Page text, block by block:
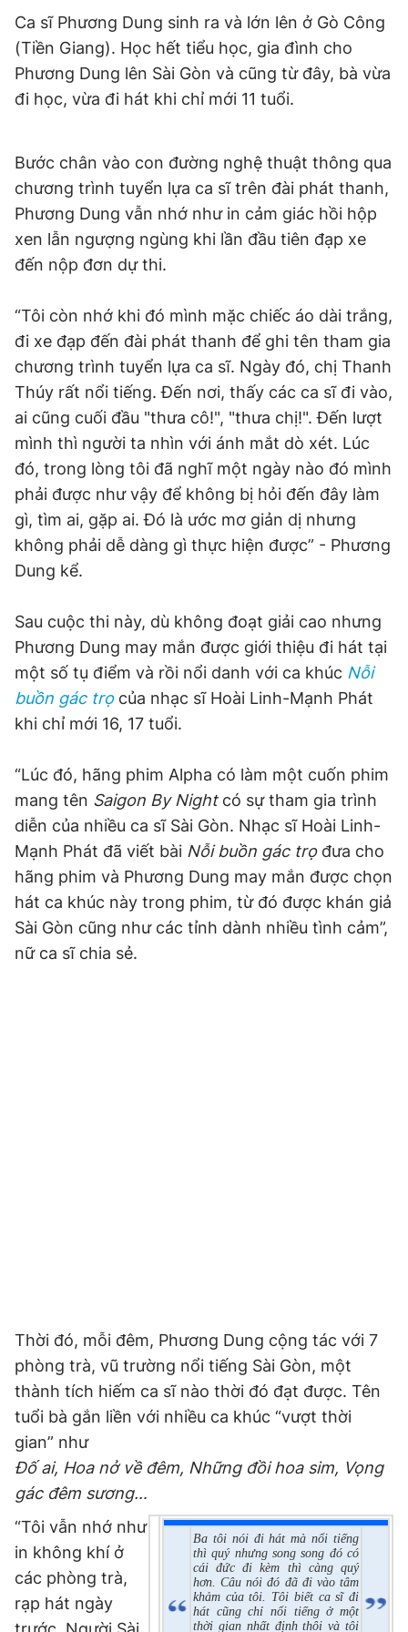
Giấy phép xuất bản số 110/GP - BTTTT cấp ngày 24.3.2020
© 2003-2026 Bản quyền thuộc về Báo Thanh Niên. Cấm sao
chép dưới mọi hình thức nếu không có sự chấp thuận bằng văn
bản. Phát triển bởi ePi Technologies, JSC.
Ca sĩ Phương Dung sinh ra và lớn lên ở Gò Công
(Tiền Giang). Học hết tiểu học, gia đình cho
Phương Dung lên Sài Gòn và cũng từ đây, bà vừa
đi học, vừa đi hát khi chỉ mới 11 tuổi.
Bước chân vào con đường nghệ thuật thông qua
chương trình tuyển lựa ca sĩ trên đài phát thanh,
Phương Dung vẫn nhớ như in cảm giác hồi hộp
xen lẫn ngượng ngùng khi lần đầu tiên đạp xe
đến nộp đơn dự thi.
“Tôi còn nhớ khi đó mình mặc chiếc áo dài trắng,
đi xe đạp đến đài phát thanh để ghi tên tham gia
chương trình tuyển lựa ca sĩ. Ngày đó, chị Thanh
Thúy rất nổi tiếng. Đến nơi, thấy các ca sĩ đi vào,
ai cũng cuối đầu "thưa cô!", "thưa chị!". Đến lượt
mình thì người ta nhìn với ánh mắt dò xét. Lúc
đó, trong lòng tôi đã nghĩ một ngày nào đó mình
phải được như vậy để không bị hỏi đến đây làm
gì, tìm ai, gặp ai. Đó là ước mơ giản dị nhưng
không phải dễ dàng gì thực hiện được” - Phương
Dung kể.
Sau cuộc thi này, dù không đoạt giải cao nhưng
Phương Dung may mắn được giới thiệu đi hát tại
một số tụ điểm và rồi nổi danh với ca khúc Nỗi
buồn gác trọcủa nhạc sĩ Hoài Linh-Mạnh Phát
khi chỉ mới 16, 17 tuổi.
“Lúc đó, hãng phim Alpha có làm một cuốn phim
mang tên Saigon By Nightcó sự tham gia trình
diễn của nhiều ca sĩ Sài Gòn. Nhạc sĩ Hoài Linh-
Mạnh Phát đã viết bài Nỗi buồn gác trọđưa cho
hãng phim và Phương Dung may mắn được chọn
hát ca khúc này trong phim, từ đó được khán giả
Sài Gòn cũng như các tỉnh dành nhiều tình cảm”,
nữ ca sĩ chia sẻ.
Thời đó, mỗi đêm, Phương Dung cộng tác với 7
phòng trà, vũ trường nổi tiếng Sài Gòn, một
thành tích hiếm ca sĩ nào thời đó đạt được. Tên
tuổi bà gắn liền với nhiều ca khúc “vượt thời
gian” như
Đố ai, Hoa nở về đêm, Những đồi hoa sim, Vọng
gác đêm sương…
Ba tôi nói đi hát mà nổi tiếng
thì quý nhưng song song đó có
cái đức đi kèm thì càng quý
hơn. Câu nói đó đã đi vào tâm
khảm của tôi. Tôi biết ca sĩ đi
hát cũng chỉ nổi tiếng ở một
thời gian nhất định thôi và tôi
“Tôi vẫn nhớ như
in không khí ở
các phòng trà,
rạp hát ngày